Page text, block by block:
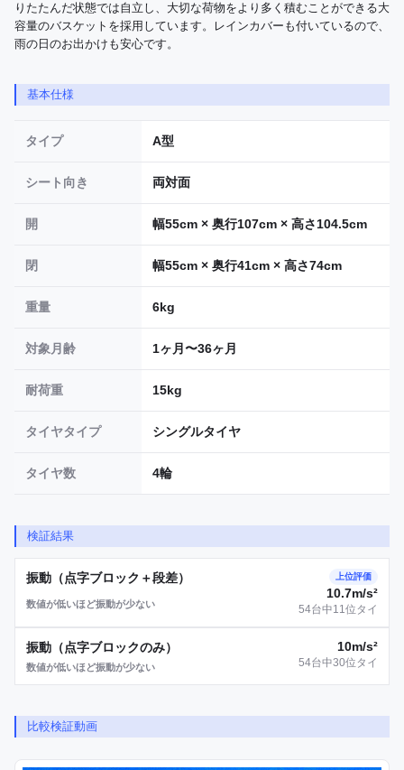
りたたんだ状態では自立し、大切な荷物をより多く積むことができる大
容量のバスケットを採用しています。レインカバーも付いているので、
雨の日のお出かけも安心です。
基本仕様
タイプ A型
シート向き 両対面
開 幅55cm × 奥行107cm × 高さ104.5cm
閉 幅55cm × 奥行41cm × 高さ74cm
重量 6kg
対象月齢 1ヶ月〜36ヶ月
耐荷重 15kg
タイヤタイプ シングルタイヤ
タイヤ数 4輪
検証結果
振動（点字ブロック＋段差）
数値が低いほど振動が少ない
上位評価
10.7m/s²
54台中11位タイ
振動（点字ブロックのみ）
数値が低いほど振動が少ない
10m/s²
54台中30位タイ
比較検証動画